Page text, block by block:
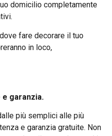
domicilio completamente
fare decorare il tuo
in loco,
garanzia.
più semplici alle più
e garanzia gratuite. Non